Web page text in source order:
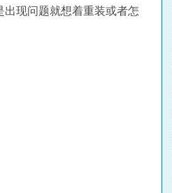
现问题就想着重装或者怎